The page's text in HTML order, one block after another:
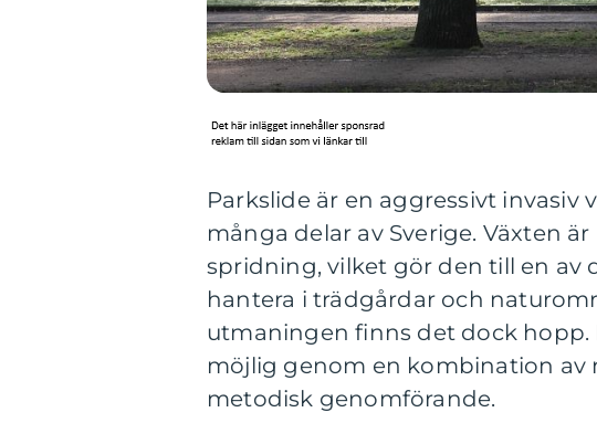
Parkslide är en aggressivt
många delar av Sverige. Växten
spridning, vilket gör den till en av
hantera i trädgårdar och
utmaningen finns det dock hopp.
möjlig genom en kombination av
metodisk genomförande.